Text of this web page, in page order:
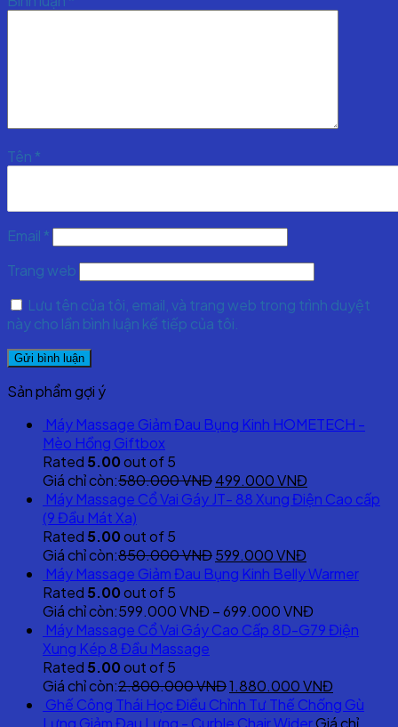
Tên *
Email *
Trang web
Lưu tên của tôi, email, và trang web trong trình duyệt
này cho lần bình luận kế tiếp của tôi.
Sản phẩm gợi ý
Máy Massage Giảm Đau Bụng Kinh HOMETECH -
Mèo Hồng Giftbox
Rated 5.00out of 5
Giá chỉ còn:580.000VNĐOriginal
price
499.000VNĐ
price
Máy Massage Cổ Vai Gáy JT- 88 Xung Điện Cao cấp
(9 Đầu Mát Xa)
Rated 5.00out of 5
Giá chỉ còn:850.000VNĐOriginal
price
850.000 VNĐ.
599.000VNĐ
price
599.000
Máy Massage Giảm Đau Bụng Kinh Belly Warmer
Rated 5.00out of 5
Giá chỉ còn:599.000VNĐ –699.000VNĐ
Máy Massage Cổ Vai Gáy Cao Cấp 8D-G79 Điện
Xung Kép 8 Đầu Massage
Rated 5.00out of 5
Giá chỉ còn:2.800.000VNĐOriginal
price
was:
1.880.000VNĐ
price
is:
Ghế Công Thái Học Điều Chỉnh Tư Thế Chống Gù
Lưng Giảm Đau Lưng - Curble Chair WiderGiá chỉ